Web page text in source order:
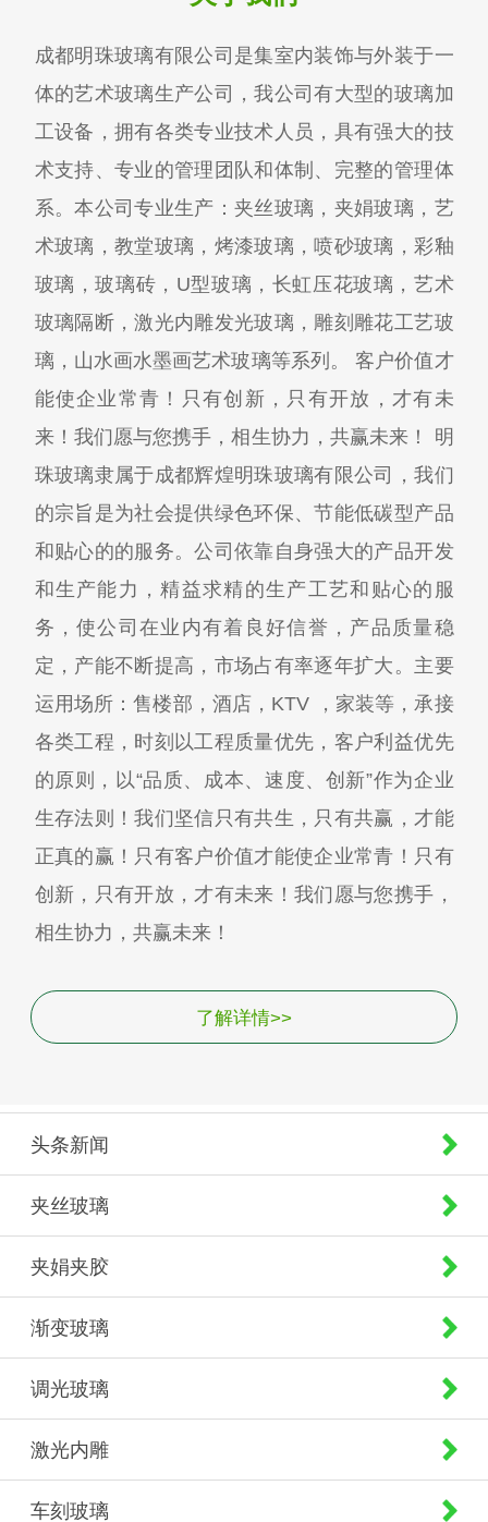
成都明珠玻璃有限公司是集室内装饰与外装于一
体的艺术玻璃生产公司，我公司有大型的玻璃加
工设备，拥有各类专业技术人员，具有强大的技
术支持、专业的管理团队和体制、完整的管理体
系。本公司专业生产：夹丝玻璃，夹娟玻璃，艺
术玻璃，教堂玻璃，烤漆玻璃，喷砂玻璃，彩釉
玻璃，玻璃砖，U型玻璃，长虹压花玻璃，艺术
玻璃隔断，激光内雕发光玻璃，雕刻雕花工艺玻
璃，山水画水墨画艺术玻璃等系列。 客户价值才
能使企业常青！只有创新，只有开放，才有未
来！我们愿与您携手，相生协力，共赢未来！ 明
珠玻璃隶属于成都辉煌明珠玻璃有限公司，我们
的宗旨是为社会提供绿色环保、节能低碳型产品
和贴心的的服务。公司依靠自身强大的产品开发
和生产能力，精益求精的生产工艺和贴心的服
务，使公司在业内有着良好信誉，产品质量稳
定，产能不断提高，市场占有率逐年扩大。主要
运用场所：售楼部，酒店，KTV ，家装等，承接
各类工程，时刻以工程质量优先，客户利益优先
的原则，以“品质、成本、速度、创新”作为企业
生存法则！我们坚信只有共生，只有共赢，才能
正真的赢！只有客户价值才能使企业常青！只有
创新，只有开放，才有未来！我们愿与您携手，
相生协力，共赢未来！
了解详情>>
头条新闻
夹丝玻璃
夹娟夹胶
渐变玻璃
调光玻璃
激光内雕
车刻玻璃